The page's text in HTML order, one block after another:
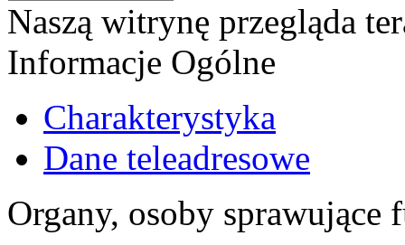
Naszą witrynę przegląda
Informacje Ogólne
Charakterystyka
Dane teleadresowe
Organy, osoby